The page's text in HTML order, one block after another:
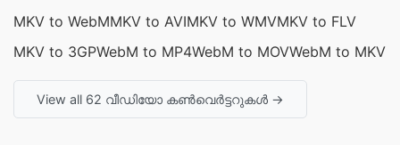
MKV to WebMMKV to AVIMKV to WMVMKV to FLV
MKV to 3GPWebM to MP4WebM to MOVWebM to MKV
View all 62 വീഡിയോ കൺവെർട്ടറുകൾ →